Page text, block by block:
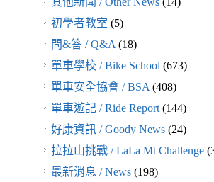
初學者教室 (5)
問&答 / Q&A(18)
單車學校 / Bike School(673)
單車安全協會 / BSA(408)
單車遊記 / Ride Report(144)
好康資訊 / Goody News(24)
拉拉山挑戰 / LaLa Mt Challenge
最新消息 / News(198)